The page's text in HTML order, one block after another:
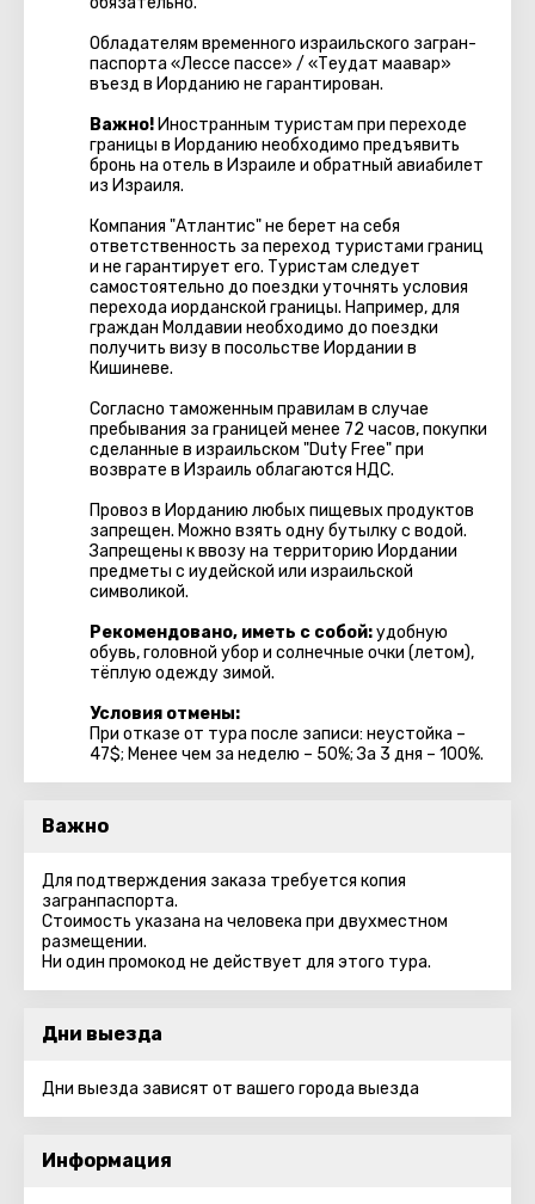
Обладателям временного израильского загран-
паспорта «Лессе пассе» / «Теудат маавар»
въезд в Иорданию не гарантирован.
Важно! Иностранным туристам при переходе
границы в Иорданию необходимо предъявить
бронь на отель в Израиле и обратный авиабилет
из Израиля.
Компания "Атлантис" не берет на себя
ответственность за переход туристами границ
и не гарантирует его. Туристам следует
самостоятельно до поездки уточнять условия
перехода иорданской границы. Например, для
граждан Молдавии необходимо до поездки
получить визу в посольстве Иордании в
Кишиневе.
Согласно таможенным правилам в случае
пребывания за границей менее 72 часов, покупки
сделанные в израильском "Duty Free" при
возврате в Израиль облагаются НДС.
Провоз в Иорданию любых пищевых продуктов
запрещен. Можно взять одну бутылку с водой.
Запрещены к ввозу на территорию Иордании
предметы с иудейской или израильской
символикой.
Рекомендовано, иметь с собой:удобную
обувь, головной убор и солнечные очки (летом),
тёплую одежду зимой.
Условия отмены:
При отказе от тура после записи: неустойка –
47$; Менее чем за неделю – 50%; За 3 дня – 100%.
Важно
Для подтверждения заказа требуется копия
загранпаспорта.
Стоимость указана на человека при двухместном
размещении.
Ни один промокод не действует для этого тура.
Дни выезда
Дни выезда зависят от вашего города выезда
Информация